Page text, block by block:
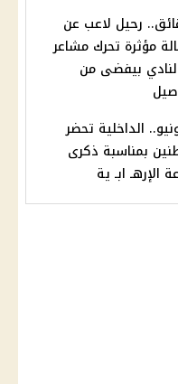
رحيل لاعب عن
مؤثرة تحرك مشاعر
بيفضى من
ثورة 30 يونيو.. الداخلية تحضر
بمناسبة ذكرى
الإرهـ ابـ ية